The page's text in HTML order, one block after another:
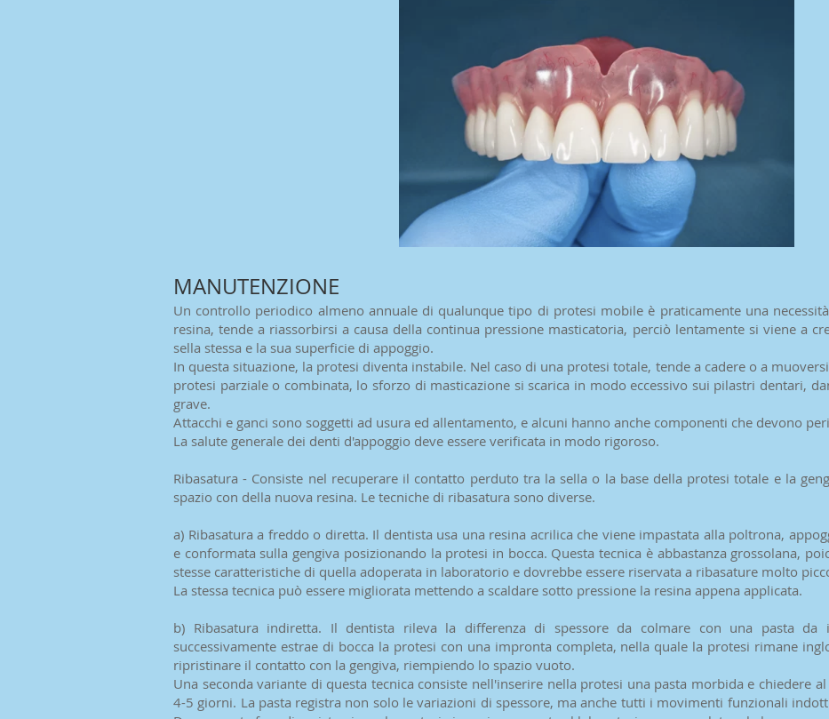
MANUTENZIONE
Un controllo periodico almeno annuale di qualunque tipo di protesi mobile è praticamente una
resina, tende a riassorbirsi a causa della continua pressione masticatoria, perciò lentamente si viene a
sella stessa e la sua superficie di appoggio.
In questa situazione, la protesi diventa instabile. Nel caso di una protesi totale, tende a cadere o a
protesi parziale o combinata, lo sforzo di masticazione si scarica in modo eccessivo sui pilastri dentari,
grave.
Attacchi e ganci sono soggetti ad usura ed allentamento, e alcuni hanno anche componenti che devono
La salute generale dei denti d'appoggio deve essere verificata in modo rigoroso.
Ribasatura - Consiste nel recuperare il contatto perduto tra la sella o la base della protesi totale e la
spazio con della nuova resina. Le tecniche di ribasatura sono diverse.
a) Ribasatura a freddo o diretta. Il dentista usa una resina acrilica che viene impastata alla poltrona,
e conformata sulla gengiva posizionando la protesi in bocca. Questa tecnica è abbastanza grossolana,
stesse caratteristiche di quella adoperata in laboratorio e dovrebbe essere riservata a ribasature molto
La stessa tecnica può essere migliorata mettendo a scaldare sotto pressione la resina appena applicata.
b) Ribasatura indiretta. Il dentista rileva la differenza di spessore da colmare con una pasta da
successivamente estrae di bocca la protesi con una impronta completa, nella quale la protesi rimane
ripristinare il contatto con la gengiva, riempiendo lo spazio vuoto.
Una seconda variante di questa tecnica consiste nell'inserire nella protesi una pasta morbida e chiedere
4-5 giorni. La pasta registra non solo le variazioni di spessore, ma anche tutti i movimenti funzionali